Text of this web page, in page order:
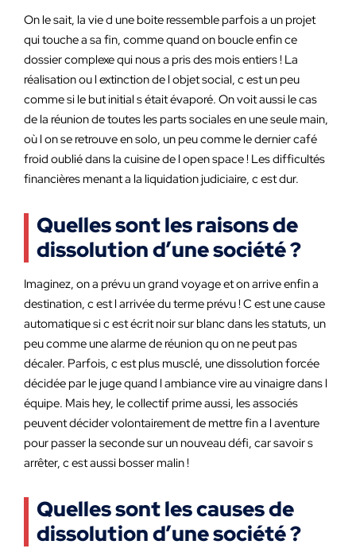
On le sait, la vie d une boite ressemble parfois a un projet
qui touche a sa fin, comme quand on boucle enfin ce
dossier complexe qui nous a pris des mois entiers ! La
réalisation ou l extinction de l objet social, c est un peu
comme si le but initial s était évaporé. On voit aussi le cas
de la réunion de toutes les parts sociales en une seule main,
où l on se retrouve en solo, un peu comme le dernier café
froid oublié dans la cuisine de l open space ! Les difficultés
financières menant a la liquidation judiciaire, c est dur.
Quelles sont les raisons de
dissolution d’une société ?
Imaginez, on a prévu un grand voyage et on arrive enfin a
destination, c est l arrivée du terme prévu ! C est une cause
automatique si c est écrit noir sur blanc dans les statuts, un
peu comme une alarme de réunion qu on ne peut pas
décaler. Parfois, c est plus musclé, une dissolution forcée
décidée par le juge quand l ambiance vire au vinaigre dans l
équipe. Mais hey, le collectif prime aussi, les associés
peuvent décider volontairement de mettre fin a l aventure
pour passer la seconde sur un nouveau défi, car savoir s
arrêter, c est aussi bosser malin !
Quelles sont les causes de
dissolution d’une société ?